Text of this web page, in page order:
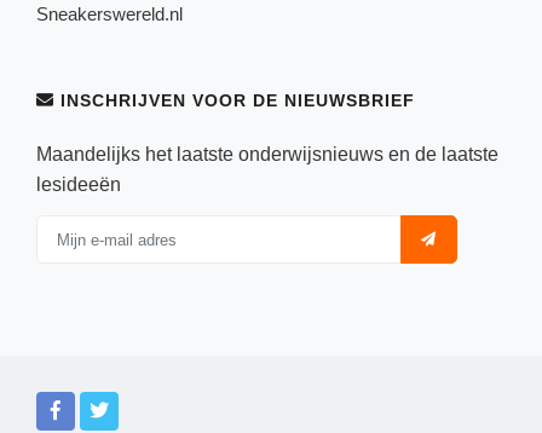
Sneakerswereld.nl
INSCHRIJVEN VOOR DE NIEUWSBRIEF
Maandelijks het laatste onderwijsnieuws en de laatste
lesideeën